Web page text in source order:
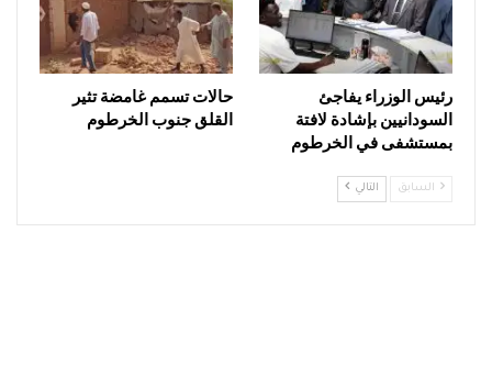
رئيس الوزراء يفاجئ
السودانيين بإشادة لافتة
بمستشفى في الخرطوم
حالات تسمم غامضة تثير
القلق جنوب الخرطوم
السابق التالي